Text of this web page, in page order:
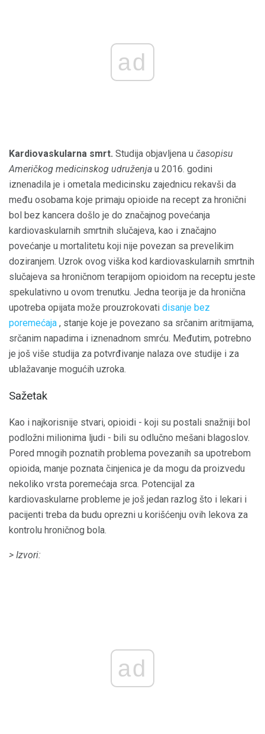
ad
Kardiovaskularna smrt. Studija objavljena u časopisu
Američkog medicinskog udruženja u 2016. godini
iznenadila je i ometala medicinsku zajednicu rekavši da
među osobama koje primaju opioide na recept za hronični
bol bez kancera došlo je do značajnog povećanja
kardiovaskularnih smrtnih slučajeva, kao i značajno
povećanje u mortalitetu koji nije povezan sa prevelikim
doziranjem. Uzrok ovog viška kod kardiovaskularnih smrtnih
slučajeva sa hroničnom terapijom opioidom na receptu jeste
spekulativno u ovom trenutku. Jedna teorija je da hronična
upotreba opijata može prouzrokovati disanje bez
poremećaja , stanje koje je povezano sa srčanim aritmijama,
srčanim napadima i iznenadnom smrću. Međutim, potrebno
je još više studija za potvrđivanje nalaza ove studije i za
ublažavanje mogućih uzroka.
Sažetak
Kao i najkorisnije stvari, opioidi - koji su postali snažniji bol
podložni milionima ljudi - bili su odlučno mešani blagoslov.
Pored mnogih poznatih problema povezanih sa upotrebom
opioida, manje poznata činjenica je da mogu da proizvedu
nekoliko vrsta poremećaja srca. Potencijal za
kardiovaskularne probleme je još jedan razlog što i lekari i
pacijenti treba da budu oprezni u korišćenju ovih lekova za
kontrolu hroničnog bola.
> Izvori:
ad